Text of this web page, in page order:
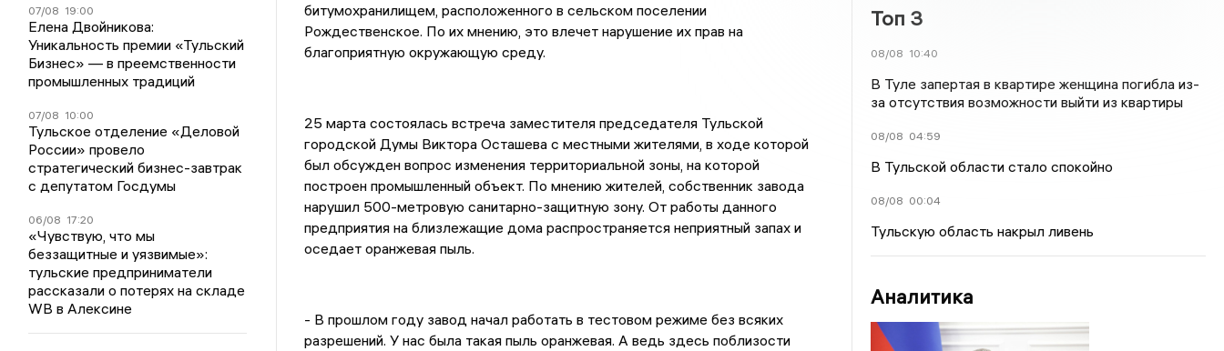
07/08 19:00
Елена Двойникова:
Уникальность премии «Тульский
Бизнес» — в преемственности
промышленных традиций
07/08 10:00
Тульское отделение «Деловой
России» провело
стратегический бизнес-завтрак
с депутатом Госдумы
06/08 17:20
«Чувствую, что мы
беззащитные и уязвимые»:
тульские предприниматели
рассказали о потерях на складе
WB в Алексине
битумохранилищем, расположенного в сельском поселении
Рождественское. По их мнению, это влечет нарушение их прав на
благоприятную окружающую среду.
25 марта состоялась встреча заместителя председателя Тульской
городской Думы Виктора Осташева с местными жителями, в ходе которой
был обсужден вопрос изменения территориальной зоны, на которой
построен промышленный объект. По мнению жителей, собственник завода
нарушил 500-метровую санитарно-защитную зону. От работы данного
предприятия на близлежащие дома распространяется неприятный запах и
оседает оранжевая пыль.
- В прошлом году завод начал работать в тестовом режиме без всяких
разрешений. У нас была такая пыль оранжевая. А ведь здесь поблизости
Топ 3
08/08 10:40
В Туле запертая в квартире женщина погибла из-
за отсутствия возможности выйти из квартиры
08/08 04:59
В Тульской области стало спокойно
08/08 00:04
Тульскую область накрыл ливень
Аналитика